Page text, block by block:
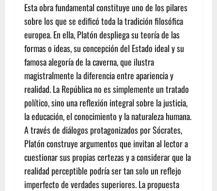
Esta obra fundamental constituye uno de los pilares
sobre los que se edificó toda la tradición filosófica
europea. En ella, Platón despliega su teoría de las
formas o ideas, su concepción del Estado ideal y su
famosa alegoría de la caverna, que ilustra
magistralmente la diferencia entre apariencia y
realidad. La República no es simplemente un tratado
político, sino una reflexión integral sobre la justicia,
la educación, el conocimiento y la naturaleza humana.
A través de diálogos protagonizados por Sócrates,
Platón construye argumentos que invitan al lector a
cuestionar sus propias certezas y a considerar que la
realidad perceptible podría ser tan solo un reflejo
imperfecto de verdades superiores. La propuesta